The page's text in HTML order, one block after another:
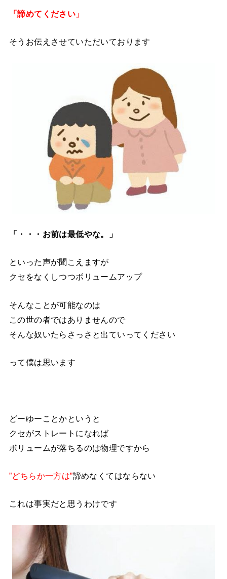
「諦めてください」
そうお伝えさせていただいております
「・・・お前は最低やな。」
といった声が聞こえますが
クセをなくしつつボリュームアップ
そんなことが可能なのは
この世の者ではありませんので
そんな奴いたらさっさと出ていってください
って僕は思います
どーゆーことかというと
クセがストレートになれば
ボリュームが落ちるのは物理ですから
”どちらか一方は”諦めなくてはならない
これは事実だと思うわけです